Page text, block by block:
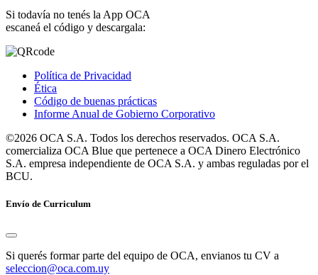
Si todavía no tenés la App OCA
escaneá el código y descargala:
Política de Privacidad
Ética
Código de buenas prácticas
Informe Anual de Gobierno Corporativo
©2026 OCA S.A. Todos los derechos reservados. OCA S.A.
comercializa OCA Blue que pertenece a OCA Dinero Electrónico
S.A. empresa independiente de OCA S.A. y ambas reguladas por el
BCU.
Envío de Curriculum
Si querés formar parte del equipo de OCA, envianos tu CV a
seleccion@oca.com.uy